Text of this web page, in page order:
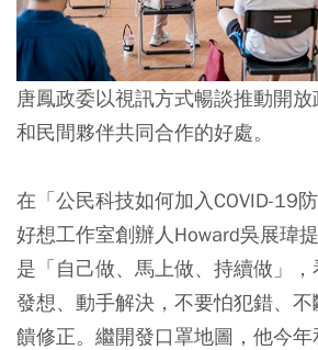
唐鳳政委以視訊方式暢談推動開放
和民間夥伴共同合作的好處。
在「公民科技如何加入COVID-19
好想工作室創辦人Howard吳展瑋
是「自己做、馬上做、持續做」
發想、動手解決，不要怕犯錯、
饋修正。繼開發口罩地圖，他今